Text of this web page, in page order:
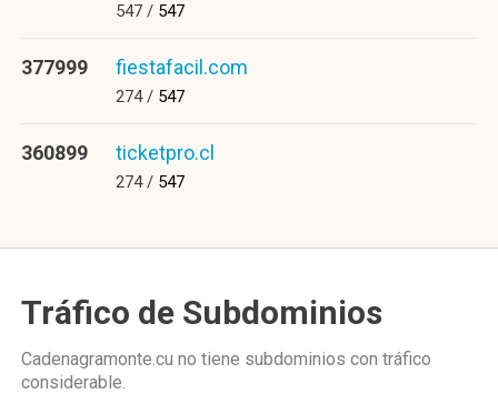
547 / 547
377999 fiestafacil.com
274 / 547
360899 ticketpro.cl
274 / 547
Tráfico de Subdominios
Cadenagramonte.cu no tiene subdominios con tráfico
considerable.